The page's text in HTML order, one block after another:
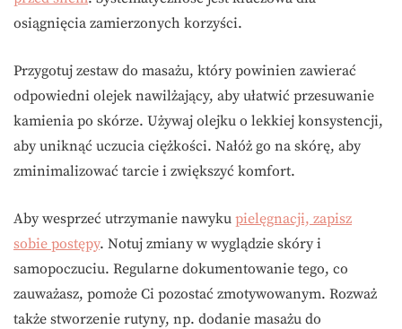
osiągnięcia zamierzonych korzyści.
Przygotuj zestaw do masażu, który powinien zawierać
odpowiedni olejek nawilżający, aby ułatwić przesuwanie
kamienia po skórze. Używaj olejku o lekkiej konsystencji,
aby uniknąć uczucia ciężkości. Nałóż go na skórę, aby
zminimalizować tarcie i zwiększyć komfort.
Aby wesprzeć utrzymanie nawyku pielęgnacji, zapisz
sobie postępy. Notuj zmiany w wyglądzie skóry i
samopoczuciu. Regularne dokumentowanie tego, co
zauważasz, pomoże Ci pozostać zmotywowanym. Rozważ
także stworzenie rutyny, np. dodanie masażu do